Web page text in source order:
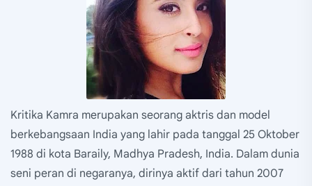
Kritika Kamra merupakan seorang aktris dan model
berkebangsaan India yang lahir pada tanggal 25 Oktober
1988 di kota Baraily, Madhya Pradesh, India. Dalam dunia
seni peran di negaranya, dirinya aktif dari tahun 2007